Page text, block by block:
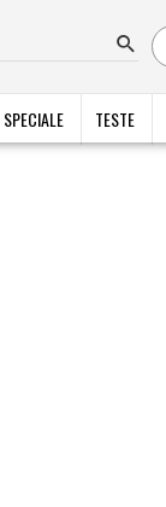
TESTE